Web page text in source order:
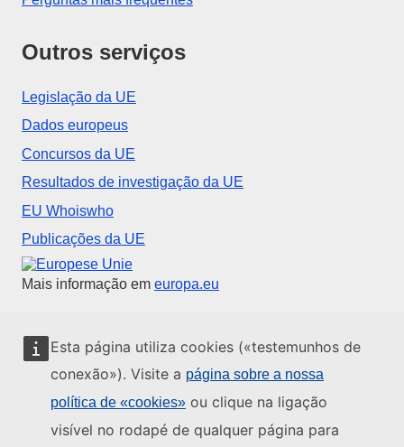
Esta página utiliza cookies («testemunhos de
conexão»). Visite a página sobre a nossa
política de «cookies» ou clique na ligação
visível no rodapé de qualquer página para
Outros serviços
Legislação da UE
Dados europeus
Concursos da UE
Resultados de investigação da UE
EU Whoiswho
Publicações da UE
União Europeia
Mais informação em europa.eu
Contacte a UE